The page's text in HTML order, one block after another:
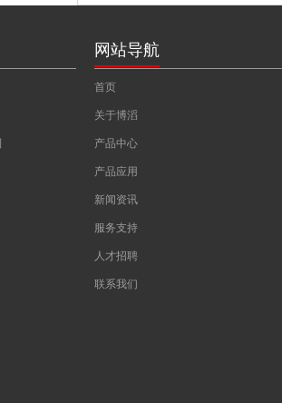
网站导航
首页
关于博滔
产品中心
产品应用
新闻资讯
服务支持
人才招聘
联系我们